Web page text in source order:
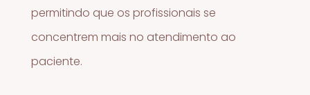
permitindo que os profissionais se
concentrem mais no atendimento ao
paciente.